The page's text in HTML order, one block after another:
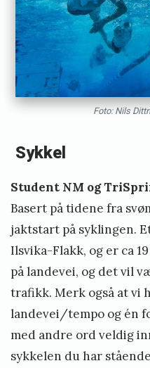
Foto: Nils
Sykkel
Student NM og
Basert på tidene fra
jaktstart på syklingen.
Ilsvika-Flakk, og er ca
på landevei, og det vil
trafikk. Merk også at vi
landevei/tempo og én
med andre ord veldig
sykkelen du har